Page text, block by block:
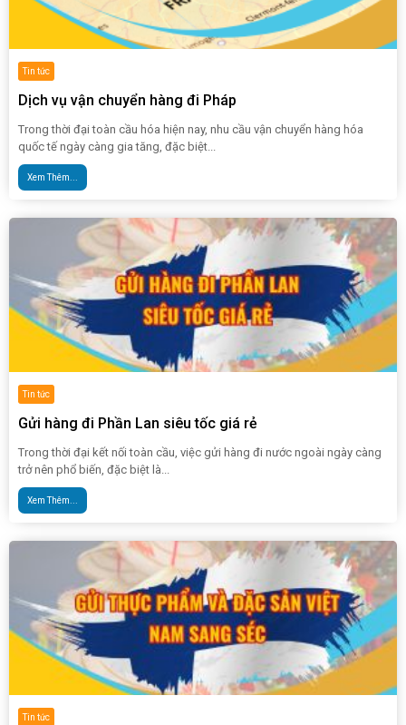
Tin tức
Dịch vụ vận chuyển hàng đi Pháp
Trong thời đại toàn cầu hóa hiện nay, nhu cầu vận chuyển hàng hóa
quốc tế ngày càng gia tăng, đặc biệt...
Xem Thêm...
Tin tức
Gửi hàng đi Phần Lan siêu tốc giá rẻ
Trong thời đại kết nối toàn cầu, việc gửi hàng đi nước ngoài ngày càng
trở nên phổ biến, đặc biệt là...
Xem Thêm...
Tin tức